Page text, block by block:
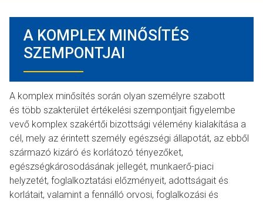
keresni
kívánt
kifejezést,
meg
a
keresés
gombot.
A KOMPLEX MINŐSÍTÉS
SZEMPONTJAI
A komplex minősítés során olyan személyre szabott
és több szakterület értékelési szempontjait figyelembe
vevő komplex szakértői bizottsági vélemény kialakítása a
cél, mely az érintett személy egészségi állapotát, az ebből
származó kizáró és korlátozó tényezőket,
egészségkárosodásának jellegét, munkaerő-piaci
helyzetét, foglalkoztatási előzményeit, adottságait és
korlátait, valamint a fennálló orvosi, foglalkozási és